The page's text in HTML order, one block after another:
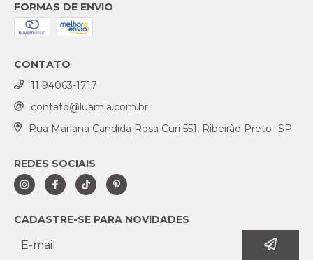
FORMAS DE ENVIO
CONTATO
11 94063-1717
contato@luamia.com.br
Rua Mariana Candida Rosa Curi 551, Ribeirão Preto -SP
REDES SOCIAIS
CADASTRE-SE PARA NOVIDADES